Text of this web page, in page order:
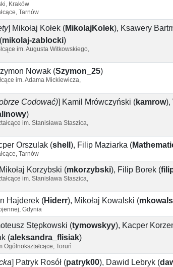
Kraków
Tarnów
] Mikołaj Kołek (MikolajKolek), Ksawery
(mikolaj-zablocki)
im. Augusta Witkowskiego,
Nowak (Szymon_25)
im. Adama Mickiewicza,
Codować)] Kamil Mrówczyński (kamrow),
)
im. Stanisława Staszica,
Orszulak (shell ), Filip Maziarka (
Tarnów
Mikołaj Korzybski (mkorzybski), Filip Borek (
im. Stanisława Staszica,
Hajderek (Hiderr), Mikołaj Kowalski (
Gdynia
Stępkowski (tymowskyy), Kacper
(aleksandra_flisiak)
Ogólnokształcące, Toruń
] Patryk Rosół (patryk00), Dawid Lebryk (